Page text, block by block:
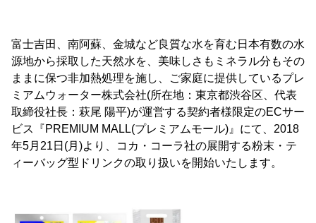
富士吉田、南阿蘇、金城など良質な水を育む日本有数の水
源地から採取した天然水を、美味しさもミネラル分もその
ままに保つ非加熱処理を施し、ご家庭に提供しているプレ
ミアムウォーター株式会社(所在地：東京都渋谷区、代表
取締役社長：萩尾 陽平)が運営する契約者様限定のECサー
ビス『PREMIUM MALL(プレミアムモール)』にて、2018
年5月21日(月)より、コカ・コーラ社の展開する粉末・テ
ィーバッグ型ドリンクの取り扱いを開始いたします。